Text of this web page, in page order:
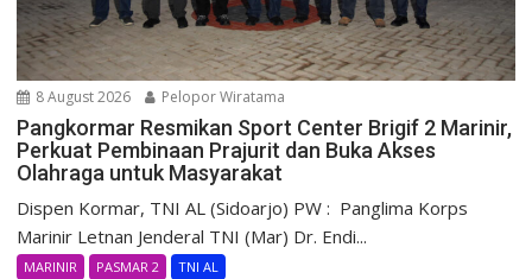
8 August 2026 Pelopor Wiratama
Pangkormar Resmikan Sport Center Brigif 2 Marinir,
Perkuat Pembinaan Prajurit dan Buka Akses
Olahraga untuk Masyarakat
Dispen Kormar, TNI AL (Sidoarjo) PW : Panglima Korps
Marinir Letnan Jenderal TNI (Mar) Dr. Endi...
MARINIR PASMAR 2 TNI AL